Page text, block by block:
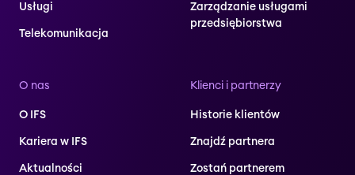
Usługi
Telekomunikacja
Zarządzanie usługami
przedsiębiorstwa
O nas
O IFS
Kariera w IFS
Aktualności
Klienci i partnerzy
Historie klientów
Znajdź partnera
Zostań partnerem